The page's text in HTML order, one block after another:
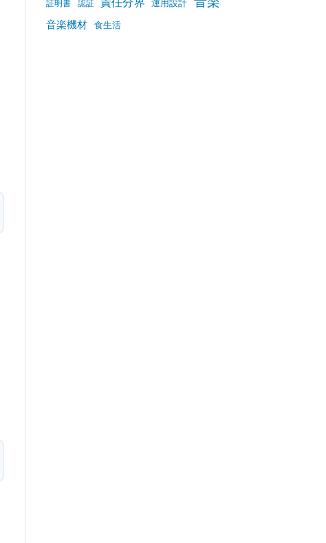
証明書 認証 運用設計
音楽機材 食生活